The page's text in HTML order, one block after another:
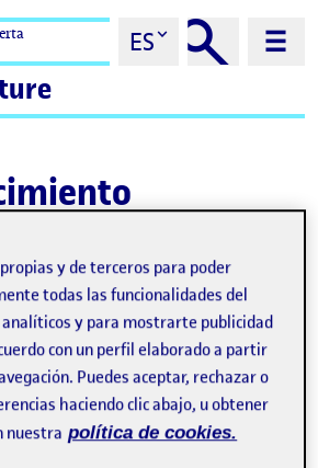
ES
propias y de terceros para poder
todas las funcionalidades del
y para mostrarte publicidad
con un perfil elaborado a partir
Puedes aceptar, rechazar o
haciendo clic abajo, u obtener
nuestra política de cookies.